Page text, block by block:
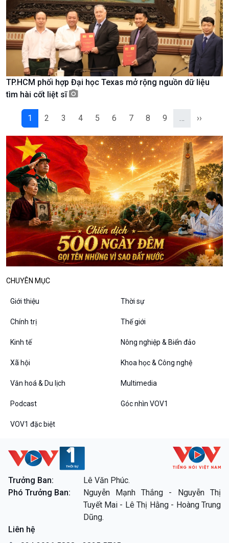
Podcast
Góc nhìn VOV1
10 phút Sự kiện - Luận bàn
Dòng chảy sự kiện
Đối thoại
Diễn đàn chủ nhật
Chuyện đêm
VOV1 đặc biệt
Chân dung cuộc sống
TP.HCM phối hợp Đại học Texas mở rộng nguồn dữ liệu
tìm hài cốt liệt sĩ
1 2 3 4 5 6 7 8 9 ››
CHUYÊN MỤC
Giới thiệu Thời sự
Chính trị Thế giới
Kinh tế Nông nghiệp & Biển đảo
Xã hội Khoa học & Công nghệ
Văn hoá & Du lịch Multimedia
Podcast Góc nhìn VOV1
VOV1 đặc biệt
Trưởng Ban:
Lê Văn Phúc.
Phó Trưởng Ban:
Nguyễn Mạnh Thắng - Nguyễn Thị
Tuyết Mai - Lê Thị Hằng - Hoàng Trung
Dũng.
Liên hệ